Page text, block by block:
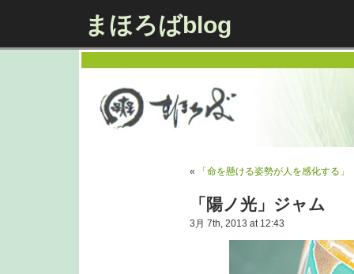
まほろばblog
« 「命を懸ける姿勢が人を感化する」
「陽ノ光」ジャム
3月 7th, 2013 at 12:43